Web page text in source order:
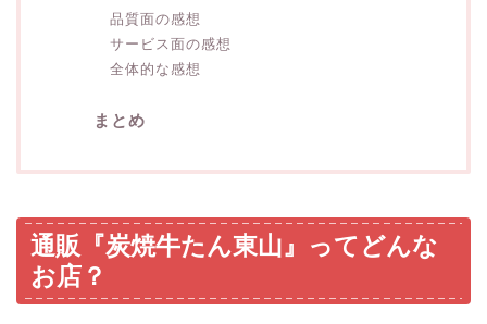
品質面の感想
サービス面の感想
全体的な感想
まとめ
通販『炭焼牛たん東山』ってどんな
お店？